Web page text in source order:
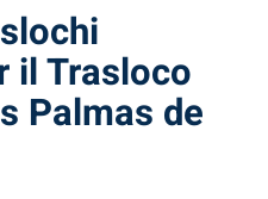
il Trasloco
Palmas de